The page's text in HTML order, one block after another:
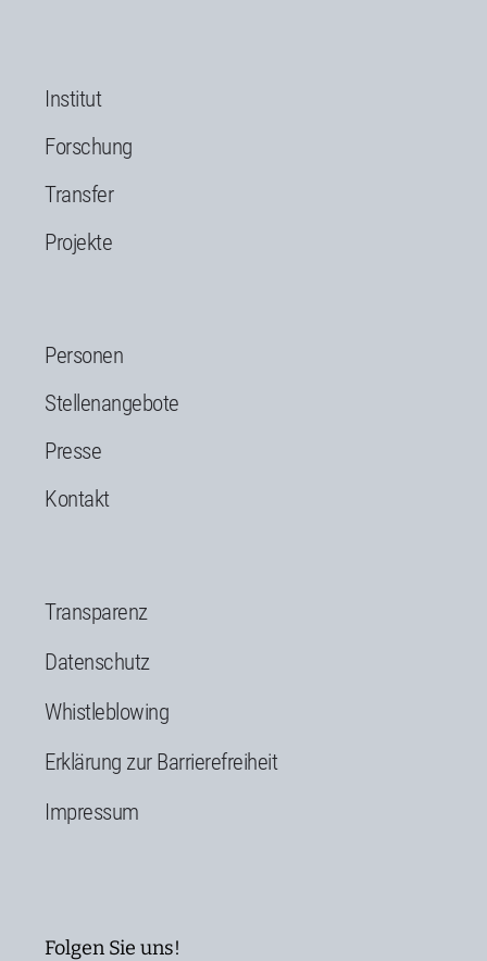
Institut
Forschung
Transfer
Projekte
Personen
Stellenangebote
Presse
Kontakt
Transparenz
Datenschutz
Whistleblowing
Erklärung zur Barrierefreiheit
Impressum
Folgen Sie uns!